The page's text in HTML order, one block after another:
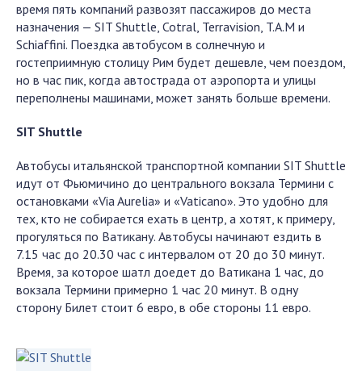
время пять компаний развозят пассажиров до места
назначения — SIT Shuttle, Cotral, Terravision, T.A.M и
Schiaffini. Поездка автобусом в солнечную и
гостеприимную столицу Рим будет дешевле, чем поездом,
но в час пик, когда автострада от аэропорта и улицы
переполнены машинами, может занять больше времени.
SIT Shuttle
Автобусы итальянской транспортной компании SIT Shuttle
идут от Фьюмичино до центрального вокзала Термини с
остановками «Via Aurelia» и «Vaticano». Это удобно для
тех, кто не собирается ехать в центр, а хотят, к примеру,
прогуляться по Ватикану. Автобусы начинают ездить в
7.15 час до 20.30 час с интервалом от 20 до 30 минут.
Время, за которое шатл доедет до Ватикана 1 час, до
вокзала Термини примерно 1 час 20 минут. В одну
сторону Билет стоит 6 евро, в обе стороны 11 евро.